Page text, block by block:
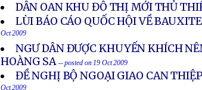
DÂN OAN KHU ĐÔ THỊ MỚI THỦ
LÙI BÁO CÁO QUỐC HỘI VỀ
Oct 2009
NGƯ DÂN ĐƯỢC KHUYẾN KHÍCH
HOÀNG SA -- posted on 19 Oct 2009
ĐỀ NGHỊ BỘ NGOẠI GIAO CAN